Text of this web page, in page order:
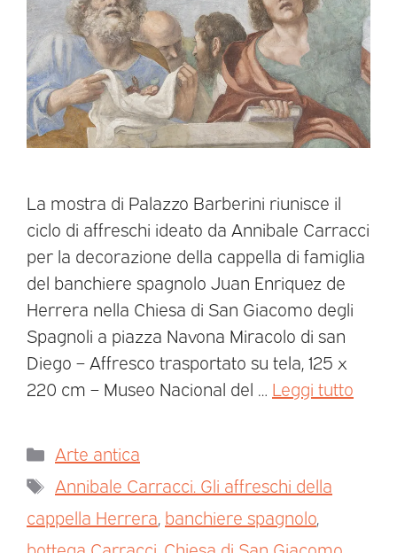
La mostra di Palazzo Barberini riunisce il
ciclo di affreschi ideato da Annibale Carracci
per la decorazione della cappella di famiglia
del banchiere spagnolo Juan Enriquez de
Herrera nella Chiesa di San Giacomo degli
Spagnoli a piazza Navona Miracolo di san
Diego – Affresco trasportato su tela, 125 x
220 cm – Museo Nacional del … Leggi tutto
Arte antica
Annibale Carracci. Gli affreschi della
cappella Herrera, banchiere spagnolo,